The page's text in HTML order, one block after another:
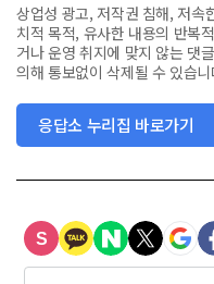
상업성 광고, 저작권 침해, 저속
치적 목적, 유사한 내용의 반복
거나 운영 취지에 맞지 않는 댓
의해 통보없이 삭제될 수 있습
응답소 누리집 바로가기